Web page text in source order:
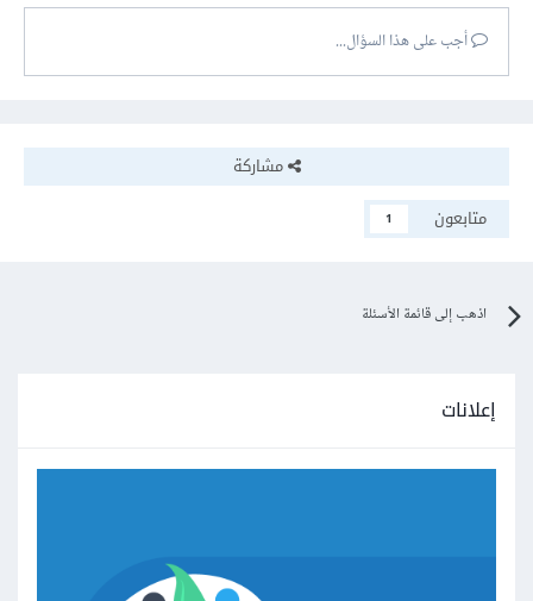
أجب على هذا السؤال...
مشاركة
متابعون
1
اذهب إلى قائمة الأسئلة
إعلانات